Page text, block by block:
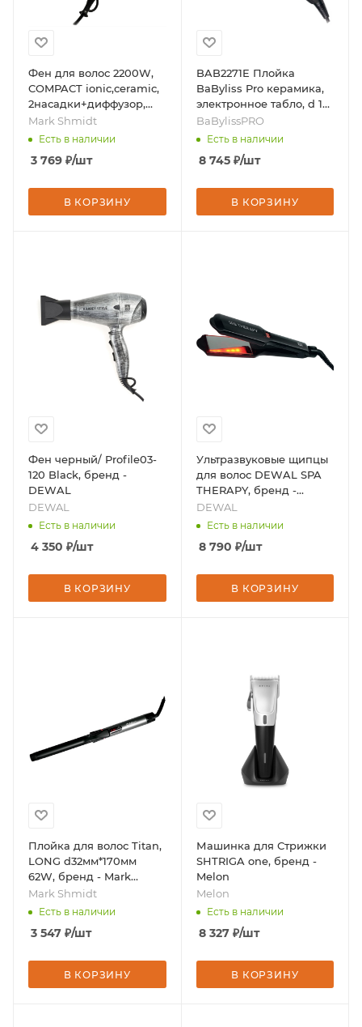
Фен для волос 2200W,
COMPACT ionic,ceramic,
2насадки+диффузор,
бренд - Mark Shmidt
Mark Shmidt
Есть в наличии
3 769 ₽/шт
В КОРЗИНУ
BAB2271E Плойка
BaByliss Pro керамика,
электронное табло, d 16
мм, 40W, бренд -
BaBylissPRO
BaBylissPRO
Есть в наличии
8 745₽/шт
В КОРЗИНУ
Фен черный/ Profile03-
120 Black, бренд -
DEWAL
DEWAL
Есть в наличии
4 350 ₽/шт
В КОРЗИНУ
Ультразвуковые щипцы
для волос DEWAL SPA
THERAPY, бренд -
DEWAL
DEWAL
Есть в наличии
8 790 ₽/шт
В КОРЗИНУ
Плойка для волос Titan,
LONG d32мм*170мм
62W, бренд - Mark
Shmidt
Mark Shmidt
Есть в наличии
3 547 ₽/шт
В КОРЗИНУ
Машинка для Стрижки
SHTRIGA one, бренд -
Melon
Melon
Есть в наличии
8 327₽/шт
В КОРЗИНУ